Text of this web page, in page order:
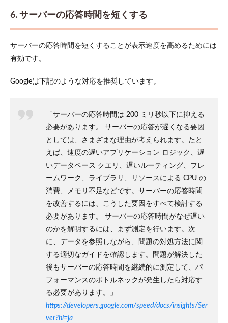
6. サーバーの応答時間を短くする
サーバーの応答時間を短くすることが表示速度を高めるためには
有効です。
Googleは下記のような対応を推奨しています。
「サーバーの応答時間は 200 ミリ秒以下に抑える
必要があります。 サーバーの応答が遅くなる要因
としては、さまざまな理由が考えられます。たと
えば、速度の遅いアプリケーション ロジック、遅
いデータベース クエリ、遅いルーティング、フレ
ームワーク、ライブラリ、リソースによる CPU の
消費、メモリ不足などです。サーバーの応答時間
を改善するには、こうした要因をすべて検討する
必要があります。 サーバーの応答時間がなぜ遅い
のかを解明するには、まず測定を行います。次
に、データを参照しながら、問題の対処方法に関
する適切なガイドを確認します。問題が解決した
後もサーバーの応答時間を継続的に測定して、パ
フォーマンスのボトルネックが発生したら対応す
る必要があります。」
https://developers.google.com/speed/docs/insights/Ser
ver?hl=ja